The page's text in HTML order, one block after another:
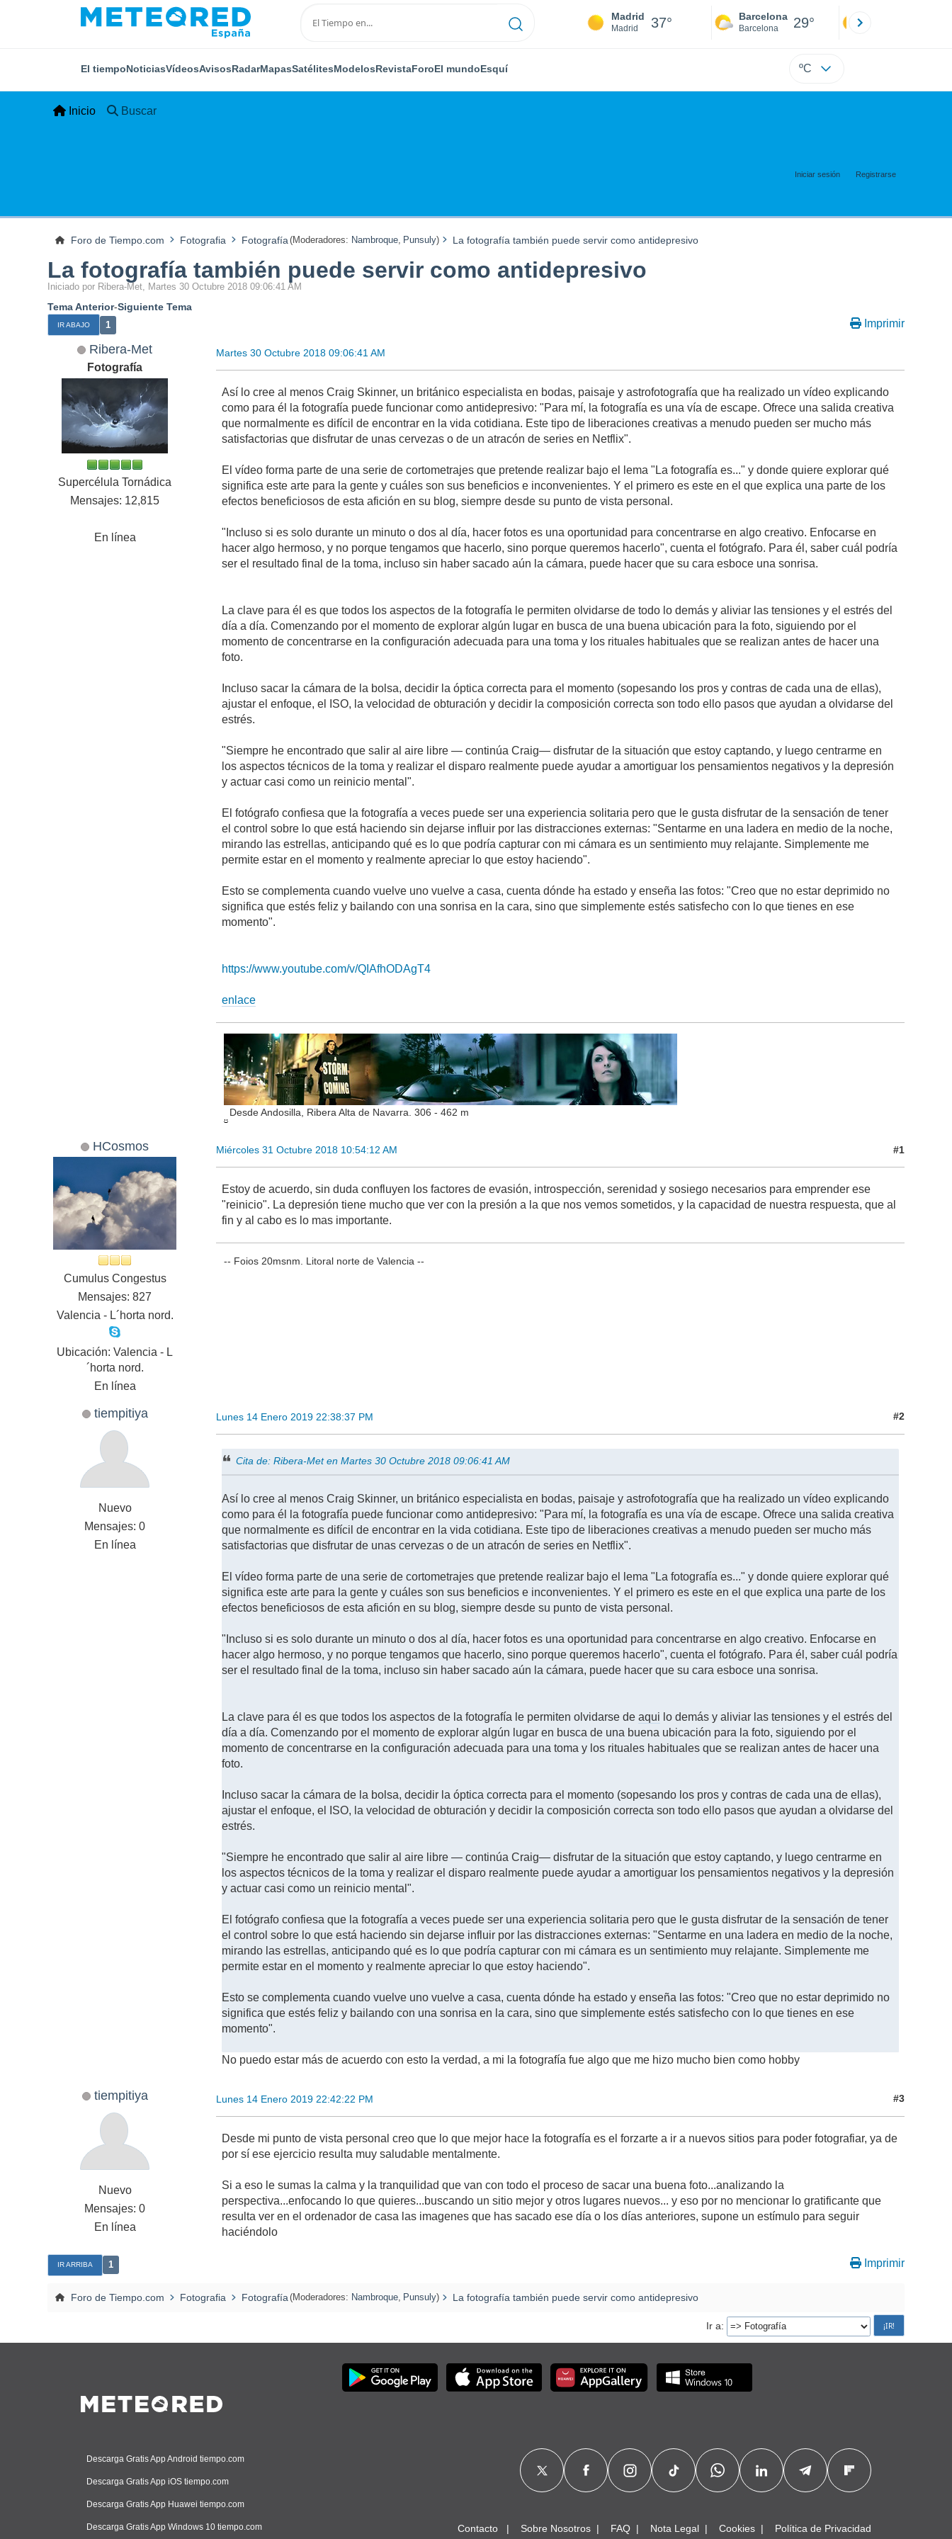
Madrid
Madrid 37° Barcelona
Barcelona 29°
El tiempoNoticiasVídeosAvisosRadarMapasSatélitesModelosRevistaForoEl mundoEsquí ºC
Inicio Buscar
Iniciar sesión Registrarse
Foro de Tiempo.com Fotografia Fotografía (Moderadores: Nambroque, Punsuly) La fotografía también puede servir como antidepresivo
La fotografía también puede servir como antidepresivo
Iniciado por Ribera-Met, Martes 30 Octubre 2018 09:06:41 AM
Tema Anterior-Siguiente Tema
IR ABAJO 1 Imprimir
Ribera-Met
Fotografía
Supercélula Tornádica
Mensajes: 12,815
En línea
Martes 30 Octubre 2018 09:06:41 AM
Así lo cree al menos Craig Skinner, un británico especialista en bodas, paisaje y astrofotografía que ha realizado un vídeo explicando
como para él la fotografía puede funcionar como antidepresivo: "Para mí, la fotografía es una vía de escape. Ofrece una salida creativa
que normalmente es difícil de encontrar en la vida cotidiana. Este tipo de liberaciones creativas a menudo pueden ser mucho más
satisfactorias que disfrutar de unas cervezas o de un atracón de series en Netflix".
El vídeo forma parte de una serie de cortometrajes que pretende realizar bajo el lema "La fotografía es..." y donde quiere explorar qué
significa este arte para la gente y cuáles son sus beneficios e inconvenientes. Y el primero es este en el que explica una parte de los
efectos beneficiosos de esta afición en su blog, siempre desde su punto de vista personal.
"Incluso si es solo durante un minuto o dos al día, hacer fotos es una oportunidad para concentrarse en algo creativo. Enfocarse en
hacer algo hermoso, y no porque tengamos que hacerlo, sino porque queremos hacerlo", cuenta el fotógrafo. Para él, saber cuál podría
ser el resultado final de la toma, incluso sin haber sacado aún la cámara, puede hacer que su cara esboce una sonrisa.
La clave para él es que todos los aspectos de la fotografía le permiten olvidarse de todo lo demás y aliviar las tensiones y el estrés del
día a día. Comenzando por el momento de explorar algún lugar en busca de una buena ubicación para la foto, siguiendo por el
momento de concentrarse en la configuración adecuada para una toma y los rituales habituales que se realizan antes de hacer una
foto.
Incluso sacar la cámara de la bolsa, decidir la óptica correcta para el momento (sopesando los pros y contras de cada una de ellas),
ajustar el enfoque, el ISO, la velocidad de obturación y decidir la composición correcta son todo ello pasos que ayudan a olvidarse del
estrés.
"Siempre he encontrado que salir al aire libre ― continúa Craig― disfrutar de la situación que estoy captando, y luego centrarme en
los aspectos técnicos de la toma y realizar el disparo realmente puede ayudar a amortiguar los pensamientos negativos y la depresión
y actuar casi como un reinicio mental".
El fotógrafo confiesa que la fotografía a veces puede ser una experiencia solitaria pero que le gusta disfrutar de la sensación de tener
el control sobre lo que está haciendo sin dejarse influir por las distracciones externas: "Sentarme en una ladera en medio de la noche,
mirando las estrellas, anticipando qué es lo que podría capturar con mi cámara es un sentimiento muy relajante. Simplemente me
permite estar en el momento y realmente apreciar lo que estoy haciendo".
Esto se complementa cuando vuelve uno vuelve a casa, cuenta dónde ha estado y enseña las fotos: "Creo que no estar deprimido no
significa que estés feliz y bailando con una sonrisa en la cara, sino que simplemente estés satisfecho con lo que tienes en ese
momento".
https://www.youtube.com/v/QIAfhODAgT4
enlace
Desde Andosilla, Ribera Alta de Navarra. 306 - 462 m
HCosmos
Cumulus Congestus
Mensajes: 827
Valencia - L´horta nord.
Ubicación: Valencia - L
´horta nord.
En línea
Miércoles 31 Octubre 2018 10:54:12 AM #1
Estoy de acuerdo, sin duda confluyen los factores de evasión, introspección, serenidad y sosiego necesarios para emprender ese
"reinicio". La depresión tiene mucho que ver con la presión a la que nos vemos sometidos, y la capacidad de nuestra respuesta, que al
fin y al cabo es lo mas importante.
-- Foios 20msnm. Litoral norte de Valencia --
tiempitiya
Nuevo
Mensajes: 0
En línea
Lunes 14 Enero 2019 22:38:37 PM #2
Cita de: Ribera-Met en Martes 30 Octubre 2018 09:06:41 AM
Así lo cree al menos Craig Skinner, un británico especialista en bodas, paisaje y astrofotografía que ha realizado un vídeo explicando
como para él la fotografía puede funcionar como antidepresivo: "Para mí, la fotografía es una vía de escape. Ofrece una salida creativa
que normalmente es difícil de encontrar en la vida cotidiana. Este tipo de liberaciones creativas a menudo pueden ser mucho más
satisfactorias que disfrutar de unas cervezas o de un atracón de series en Netflix".
El vídeo forma parte de una serie de cortometrajes que pretende realizar bajo el lema "La fotografía es..." y donde quiere explorar qué
significa este arte para la gente y cuáles son sus beneficios e inconvenientes. Y el primero es este en el que explica una parte de los
efectos beneficiosos de esta afición en su blog, siempre desde su punto de vista personal.
"Incluso si es solo durante un minuto o dos al día, hacer fotos es una oportunidad para concentrarse en algo creativo. Enfocarse en
hacer algo hermoso, y no porque tengamos que hacerlo, sino porque queremos hacerlo", cuenta el fotógrafo. Para él, saber cuál podría
ser el resultado final de la toma, incluso sin haber sacado aún la cámara, puede hacer que su cara esboce una sonrisa.
La clave para él es que todos los aspectos de la fotografía le permiten olvidarse deaqui lo demás y aliviar las tensiones y el estrés del
día a día. Comenzando por el momento de explorar algún lugar en busca de una buena ubicación para la foto, siguiendo por el
momento de concentrarse en la configuración adecuada para una toma y los rituales habituales que se realizan antes de hacer una
foto.
Incluso sacar la cámara de la bolsa, decidir la óptica correcta para el momento (sopesando los pros y contras de cada una de ellas),
ajustar el enfoque, el ISO, la velocidad de obturación y decidir la composición correcta son todo ello pasos que ayudan a olvidarse del
estrés.
"Siempre he encontrado que salir al aire libre ― continúa Craig― disfrutar de la situación que estoy captando, y luego centrarme en
los aspectos técnicos de la toma y realizar el disparo realmente puede ayudar a amortiguar los pensamientos negativos y la depresión
y actuar casi como un reinicio mental".
El fotógrafo confiesa que la fotografía a veces puede ser una experiencia solitaria pero que le gusta disfrutar de la sensación de tener
el control sobre lo que está haciendo sin dejarse influir por las distracciones externas: "Sentarme en una ladera en medio de la noche,
mirando las estrellas, anticipando qué es lo que podría capturar con mi cámara es un sentimiento muy relajante. Simplemente me
permite estar en el momento y realmente apreciar lo que estoy haciendo".
Esto se complementa cuando vuelve uno vuelve a casa, cuenta dónde ha estado y enseña las fotos: "Creo que no estar deprimido no
significa que estés feliz y bailando con una sonrisa en la cara, sino que simplemente estés satisfecho con lo que tienes en ese
momento".
No puedo estar más de acuerdo con esto la verdad, a mi la fotografía fue algo que me hizo mucho bien como hobby
tiempitiya
Nuevo
Mensajes: 0
En línea
Lunes 14 Enero 2019 22:42:22 PM #3
Desde mi punto de vista personal creo que lo que mejor hace la fotografía es el forzarte a ir a nuevos sitios para poder fotografiar, ya de
por sí ese ejercicio resulta muy saludable mentalmente.
Si a eso le sumas la calma y la tranquilidad que van con todo el proceso de sacar una buena foto...analizando la
perspectiva...enfocando lo que quieres...buscando un sitio mejor y otros lugares nuevos... y eso por no mencionar lo gratificante que
resulta ver en el ordenador de casa las imagenes que has sacado ese día o los días anteriores, supone un estímulo para seguir
haciéndolo
IR ARRIBA 1 Imprimir
Foro de Tiempo.com Fotografia Fotografía(Moderadores: Nambroque, Punsuly) La fotografía también puede servir como antidepresivo
Ir a
Descarga Gratis App Android tiempo.com
Descarga Gratis App iOS tiempo.com
Descarga Gratis App Huawei tiempo.com
Descarga Gratis App Windows 10 tiempo.com Contacto Sobre Nosotros FAQ Nota Legal Cookies Política de Privacidad